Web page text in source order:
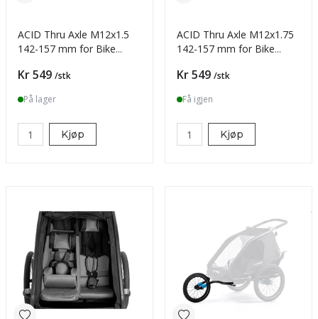
ACID Thru Axle M12x1.5
142-157 mm for Bike
Pris
Kr 549 /stk
På lager
Kjøp
ACID Thru Axle M12x1.75
142-157 mm for Bike
Pris
Kr 549 /stk
Få igjen
Kjøp